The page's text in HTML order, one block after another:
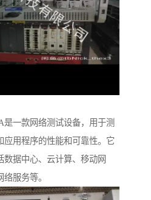
是一款网络测试设备，用于测
应用程序的性能和可靠性。它
数据中心、云计算、移动网
服务等。